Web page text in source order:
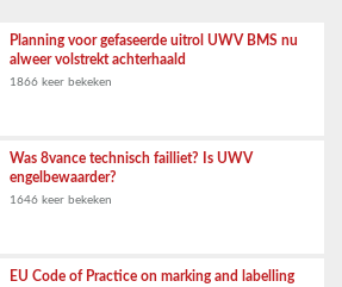
Planning voor gefaseerde uitrol UWV BMS nu
alweer volstrekt achterhaald
1866 keer bekeken
Was 8vance technisch failliet? Is UWV
engelbewaarder?
1646 keer bekeken
EU Code of Practice on marking and labelling